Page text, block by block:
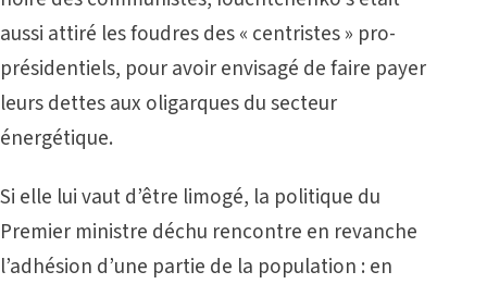
aussi attiré les foudres des « centristes » pro-
présidentiels, pour avoir envisagé de faire payer
leurs dettes aux oligarques du secteur
énergétique.
Si elle lui vaut d’être limogé, la politique du
Premier ministre déchu rencontre en revanche
l’adhésion d’une partie de la population : en